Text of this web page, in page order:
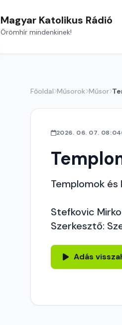
Magyar Katolikus Rádió
Örömhír mindenkinek!
Főoldal Műsorok Műsor
2026. 06. 07. 08:04
Templomok
Stefkovic
Szerkesztő:
Adás